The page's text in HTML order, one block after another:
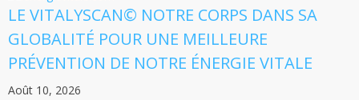
LE VITALYSCAN© NOTRE CORPS DANS SA
GLOBALITÉ POUR UNE MEILLEURE
PRÉVENTION DE NOTRE ÉNERGIE VITALE
Août 10, 2026